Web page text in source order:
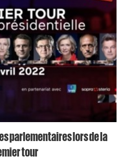
parlementaires lors de la
tour